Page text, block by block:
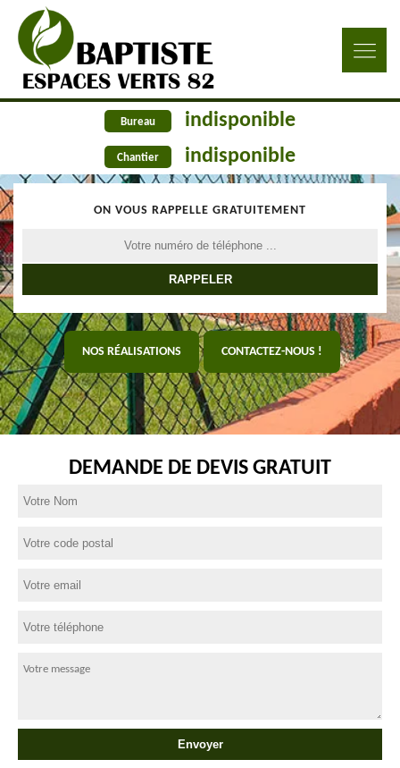
Bureau indisponible
Chantier indisponible
ON VOUS RAPPELLE GRATUITEMENT
NOS RÉALISATIONS CONTACTEZ-NOUS !
DEMANDE DE DEVIS GRATUIT